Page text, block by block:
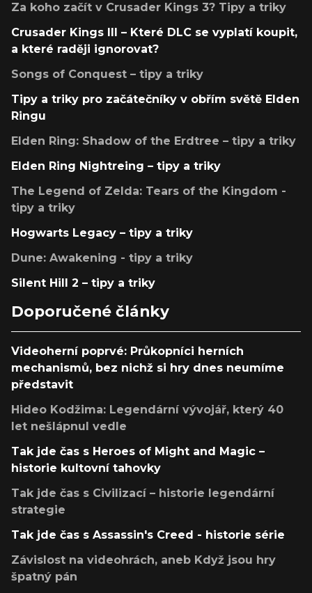
Za koho začít v Crusader Kings 3? Tipy a triky
Crusader Kings III – Které DLC se vyplatí koupit,
a které raději ignorovat?
Songs of Conquest – tipy a triky
Tipy a triky pro začátečníky v obřím světě Elden
Ringu
Elden Ring: Shadow of the Erdtree – tipy a triky
Elden Ring Nightreing – tipy a triky
The Legend of Zelda: Tears of the Kingdom -
tipy a triky
Hogwarts Legacy – tipy a triky
Dune: Awakening - tipy a triky
Silent Hill 2 – tipy a triky
Doporučené články
Videoherní poprvé: Průkopníci herních
mechanismů, bez nichž si hry dnes neumíme
představit
Hideo Kodžima: Legendární vývojář, který 40
let nešlápnul vedle
Tak jde čas s Heroes of Might and Magic –
historie kultovní tahovky
Tak jde čas s Civilizací – historie legendární
strategie
Tak jde čas s Assassin's Creed - historie série
Závislost na videohrách, aneb Když jsou hry
špatný pán